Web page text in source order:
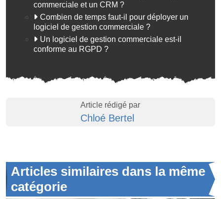
commerciale et un CRM ?
Combien de temps faut-il pour déployer un
logiciel de gestion commerciale ?
Un logiciel de gestion commerciale est-il
conforme au RGPD ?
Article rédigé par
Chloé Bertel
Articles similaires dans la même
catégorie